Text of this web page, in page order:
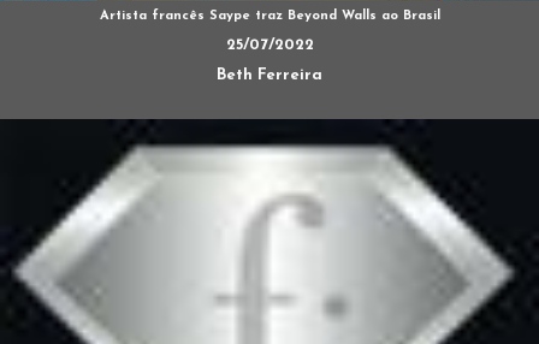
Artista francês Saype traz Beyond Walls ao Brasil
25/07/2022
Beth Ferreira